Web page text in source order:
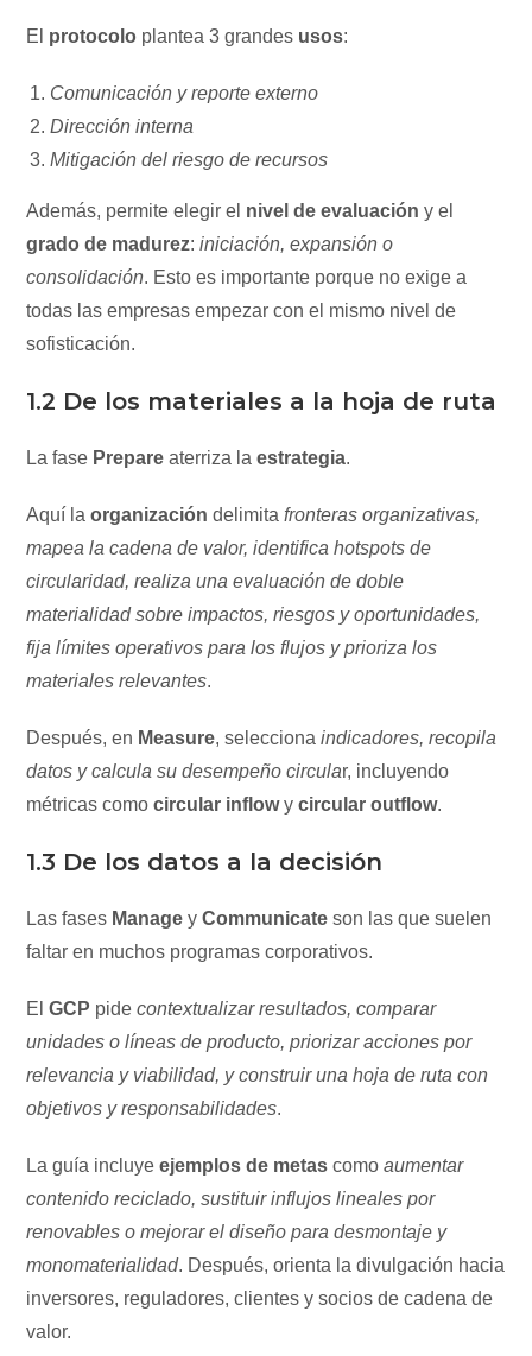
El protocolo plantea 3 grandes usos:
Comunicación y reporte externo
Dirección interna
Mitigación del riesgo de recursos
Además, permite elegir el nivel de evaluación y el
grado de madurez:iniciación, expansión o
consolidación. Esto es importante porque no exige a
todas las empresas empezar con el mismo nivel de
sofisticación.
1.2 De los materiales a la hoja de ruta
La fase Prepare aterriza laestrategia.
Aquí laorganización delimitafronteras organizativas,
mapea la cadena de valor, identifica hotspots de
circularidad, realiza una evaluación de doble
materialidad sobre impactos, riesgos y oportunidades,
fija límites operativos para los flujos y prioriza los
materiales relevantes.
Después, en Measure, seleccionaindicadores, recopila
datos y calcula su desempeño circular, incluyendo
métricas comocircular inflowycircular outflow.
1.3 De los datos a la decisión
Las fases Manage yCommunicate son las que suelen
faltar en muchos programas corporativos.
ElGCP pidecontextualizar resultados, comparar
unidades o líneas de producto, priorizar acciones por
relevancia y viabilidad, y construir una hoja de ruta con
objetivos y responsabilidades.
La guía incluyeejemplos de metas comoaumentar
contenido reciclado, sustituir influjos lineales por
renovables o mejorar el diseño para desmontaje y
monomaterialidad. Después, orienta la divulgación hacia
inversores, reguladores, clientes y socios de cadena de
valor.